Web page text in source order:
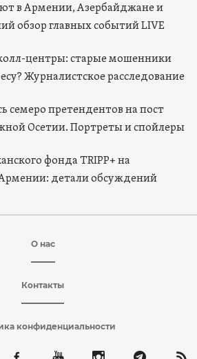
в Армении, Азербайджане и
обзор главных событий LIVE
центры: старые мошенники
Журналистское расследование
семеро претендентов на пост
Осетии. Портреты и спойлеры
фонда TRIPP+ на
Армении: детали обсуждений
О нас
Контакты
конфиденциальности